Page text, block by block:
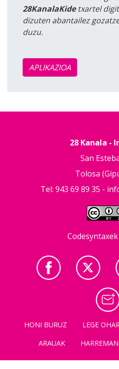
28KanalaKidetxartel
dizuten abantailez
duzu.
APLIKAZIOA
28 Kanala -
San
Tolosa
Tel: 943 69 89 35 -
HONI BURUZ LEGE
ARAUAK